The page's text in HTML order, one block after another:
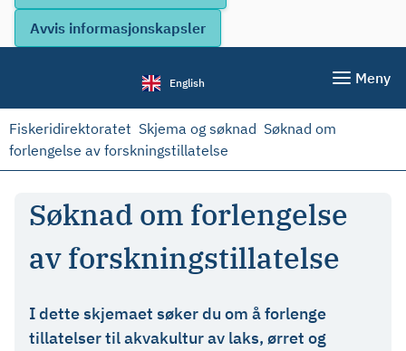
English Meny
Fiskeridirektoratet Skjema og søknad Søknad om
forlengelse av forskningstillatelse
Søknad om forlengelse
av forskningstillatelse
I dette skjemaet søker du om å forlenge
tillatelser til akvakultur av laks, ørret og